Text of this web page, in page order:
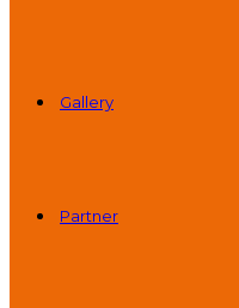
Gallery
Partner